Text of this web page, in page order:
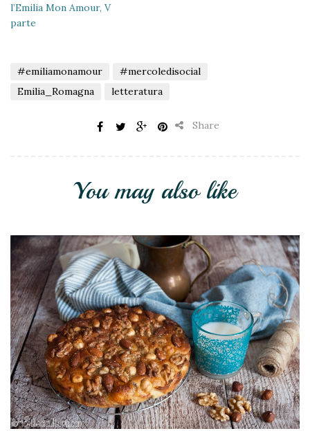
l’Emilia Mon Amour, V
parte
#emiliamonamour
#mercoledisocial
Emilia_Romagna
letteratura
Share
You may also like